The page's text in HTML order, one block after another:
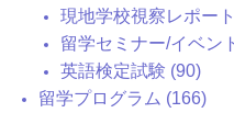
現地学校視察レポー
留学セミナー/イベン
英語検定試験 (90)
留学プログラム (166)